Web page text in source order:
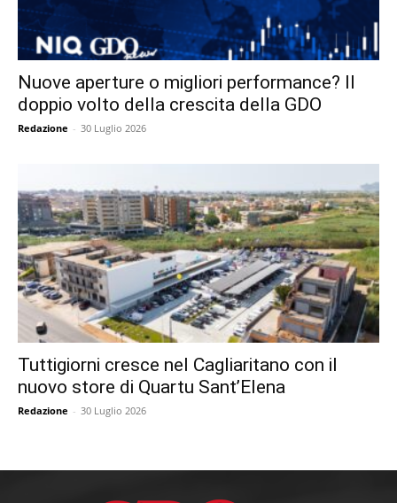
Nuove aperture o migliori performance? Il
doppio volto della crescita della GDO
Redazione - 30 Luglio 2026
Tuttigiorni cresce nel Cagliaritano con il
nuovo store di Quartu Sant’Elena
Redazione - 30 Luglio 2026